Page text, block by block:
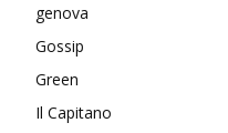
genova
Gossip
Green
Il Capitano